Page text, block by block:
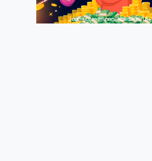
Jogue com responsabilidade. 18+